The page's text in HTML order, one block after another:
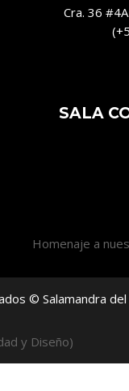
Cra. 36
SALA
Homenaje a
© Salamandra
y Diseño)